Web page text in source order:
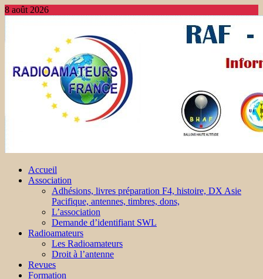
8 août 2026
Accueil
Association
Adhésions, livres préparation F4, histoire, DX Asie
Pacifique, antennes, timbres, dons,
L’association
Demande d’identifiant SWL
Radioamateurs
Les Radioamateurs
Droit à l’antenne
Revues
Formation